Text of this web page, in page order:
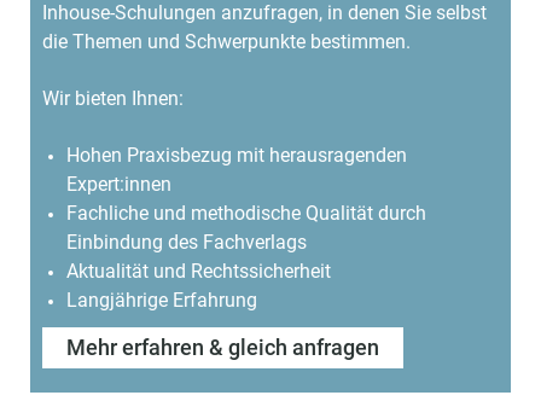
Inhouse-Schulungen anzufragen, in denen Sie selbst
die Themen und Schwerpunkte bestimmen.
Wir bieten Ihnen:
Hohen Praxisbezug mit herausragenden
Expert:innen
Fachliche und methodische Qualität durch
Einbindung des Fachverlags
Aktualität und Rechtssicherheit
Langjährige Erfahrung
Mehr erfahren & gleich anfragen